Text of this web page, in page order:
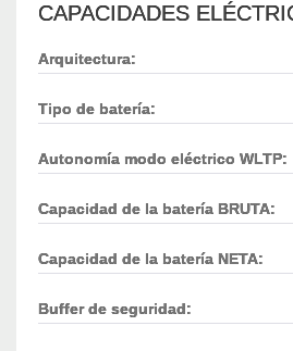
CAPACIDADES
Arquitectura:
Tipo de batería:
Autonomía modo eléctrico WLTP:
Capacidad de la batería BRUTA:
Capacidad de la batería NETA:
Buffer de seguridad: